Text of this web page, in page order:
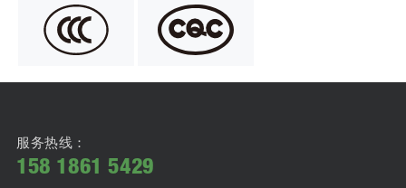
服务热线：
158 1861 5429